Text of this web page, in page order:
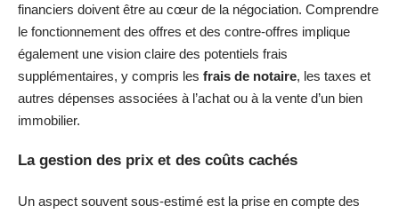
financiers doivent être au cœur de la négociation. Comprendre
le fonctionnement des offres et des contre-offres implique
également une vision claire des potentiels frais
supplémentaires, y compris les frais de notaire, les taxes et
autres dépenses associées à l’achat ou à la vente d’un bien
immobilier.
La gestion des prix et des coûts cachés
Un aspect souvent sous-estimé est la prise en compte des